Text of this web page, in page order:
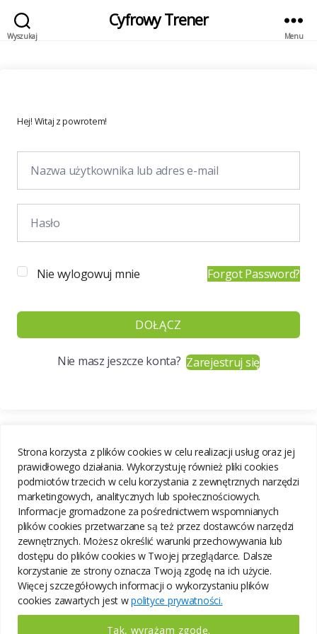
Strona korzysta z plików cookies w celu realizacji usług oraz jej
prawidłowego działania. Wykorzystuję również pliki cookies
podmiotów trzecich w celu korzystania z zewnętrznych narzędzi
marketingowych, analitycznych lub społecznościowych.
Informacje gromadzone za pośrednictwem wspomnianych
plików cookies przetwarzane są też przez dostawców narzędzi
zewnętrznych. Możesz określić warunki przechowywania lub
dostępu do plików cookies w Twojej przeglądarce. Dalsze
korzystanie ze strony oznacza Twoją zgodę na ich użycie.
Więcej szczegółowych informacji o wykorzystaniu plików
cookies zawartych jest wpolityce prywatności.
Tak, wyrażam zgodę.
Wyszukaj
Cyfrowy Trener
Menu
Hej! Witaj z powrotem!
Nie wylogowuj mnie Forgot Password?
DOŁĄCZ
Nie masz jeszcze konta?Zarejestruj się